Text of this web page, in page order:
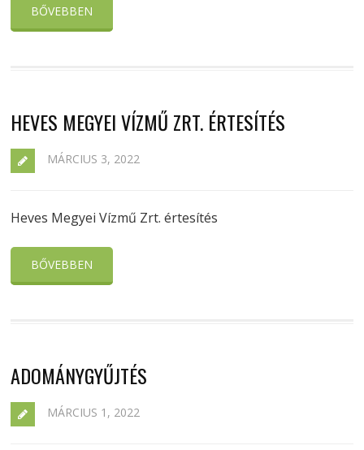
BŐVEBBEN
HEVES MEGYEI VÍZMŰ ZRT. ÉRTESÍTÉS
MÁRCIUS 3, 2022
Heves Megyei Vízmű Zrt. értesítés
BŐVEBBEN
ADOMÁNYGYŰJTÉS
MÁRCIUS 1, 2022